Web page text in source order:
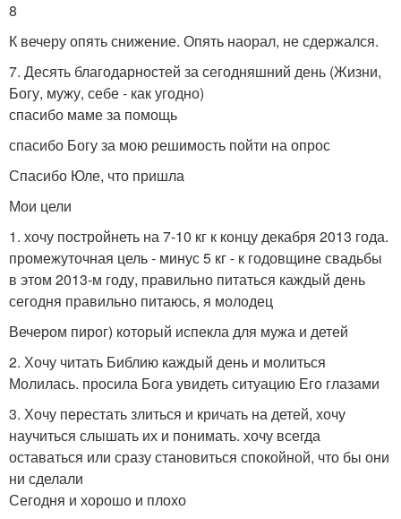
8
К вечеру опять снижение. Опять наорал, не сдержался.
7. Десять благодарностей за сегодняшний день (Жизни,
Богу, мужу, себе - как угодно)
спасибо маме за помощь
спасибо Богу за мою решимость пойти на опрос
Спасибо Юле, что пришла
Мои цели
1. хочу постройнеть на 7-10 кг к концу декабря 2013 года.
промежуточная цель - минус 5 кг - к годовщине свадьбы
в этом 2013-м году, правильно питаться каждый день
сегодня правильно питаюсь, я молодец
Вечером пирог) который испекла для мужа и детей
2. Хочу читать Библию каждый день и молиться
Молилась. просила Бога увидеть ситуацию Его глазами
3. Хочу перестать злиться и кричать на детей, хочу
научиться слышать их и понимать. хочу всегда
оставаться или сразу становиться спокойной, что бы они
ни сделали
Сегодня и хорошо и плохо